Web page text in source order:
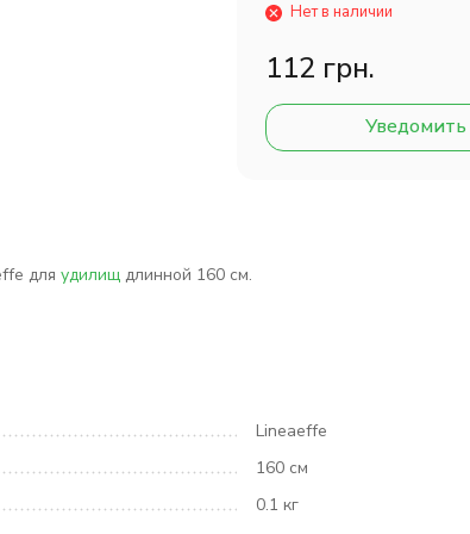
Нет в наличии
112 грн.
Уведомить
для удилищдлинной 160 см.
Lineaeffe
160 см
0.1 кг